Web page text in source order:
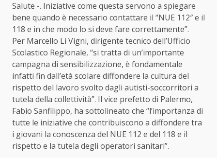
Salute -. Iniziative come questa servono a spiegare
bene quando è necessario contattare il “NUE 112″ e il
118 e in che modo lo si deve fare correttamente”.
Per Marcello Li Vigni, dirigente tecnico dell’Ufficio
Scolastico Regionale, “si tratta di un’importante
campagna di sensibilizzazione, è fondamentale
infatti fin dall’età scolare diffondere la cultura del
rispetto del lavoro svolto dagli autisti-soccorritori a
tutela della collettività”. Il vice prefetto di Palermo,
Fabio Sanfilippo, ha sottolineato che “l’importanza di
tutte le iniziative che contribuiscono a diffondere tra
i giovani la conoscenza del NUE 112 e del 118 e il
rispetto e la tutela degli operatori sanitari”.